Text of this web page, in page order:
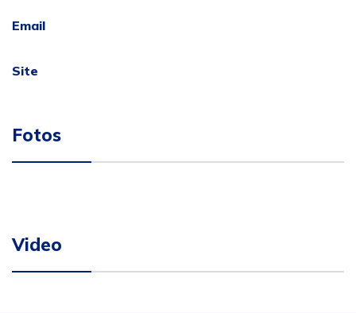
Email
Site
Fotos
Video